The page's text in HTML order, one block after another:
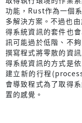
功能，Rust作為一個
多解決方案。不過也
得系統資訊的套件也
訊可能過於低階、不
撰寫程式將零散的資
得系統資訊的方式是
建立新的行程
會導致程式為了取得
置的感覺。